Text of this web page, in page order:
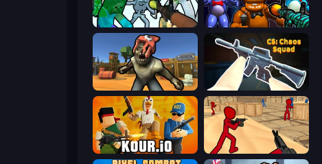
FNaF Shooter
Zombie Arena CS: Chaos Squad
Kour.io Stickman Counter Terror Strike